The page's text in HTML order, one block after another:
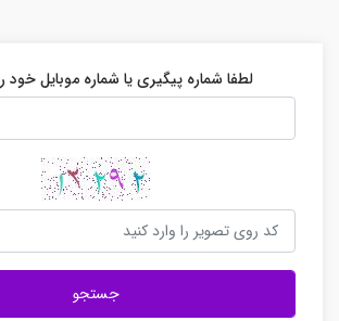
لطفا شماره پیگیری یا شماره موبایل خود
جستجو